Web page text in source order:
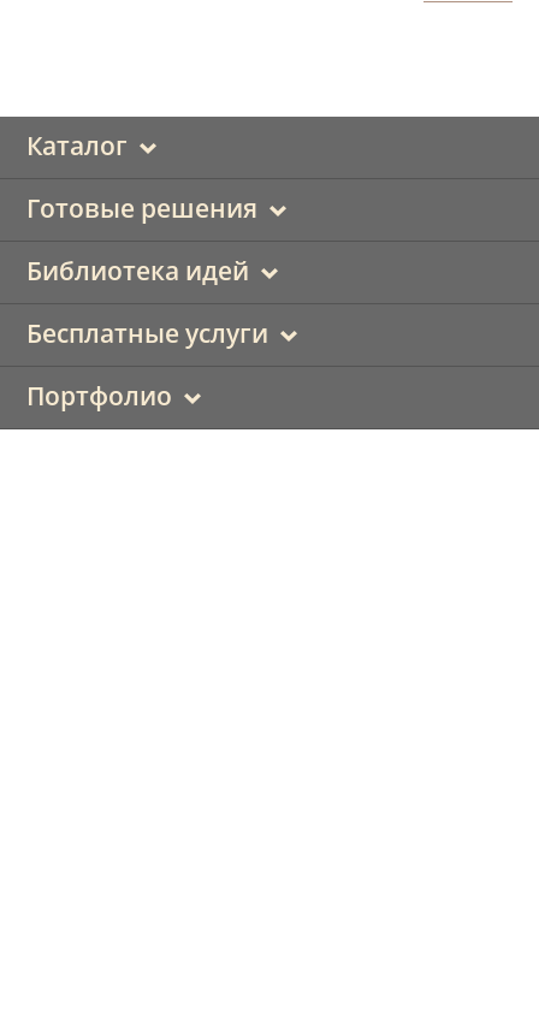
Каталог
Готовые решения
Библиотека идей
Бесплатные услуги
Портфолио